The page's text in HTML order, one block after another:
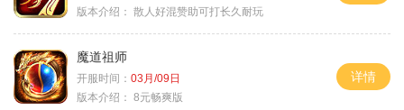
版本介绍： 散人好混赞助可打长久耐玩
魔道祖师
开服时间： 03月/09日
版本介绍： 8元畅爽版
详情